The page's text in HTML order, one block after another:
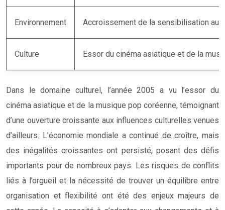
Environnement Accroissement de la sensibilisation
Culture Essor du cinéma asiatique et de la
Dans le domaine culturel, l’année 2005 a vu l’essor du
cinéma asiatique et de la musique pop coréenne, témoignant
d’une ouverture croissante aux influences culturelles venues
d’ailleurs. L’économie mondiale a continué de croître, mais
des inégalités croissantes ont persisté, posant des défis
importants pour de nombreux pays. Les risques de conflits
liés à l’orgueil et la nécessité de trouver un équilibre entre
organisation et flexibilité ont été des enjeux majeurs de